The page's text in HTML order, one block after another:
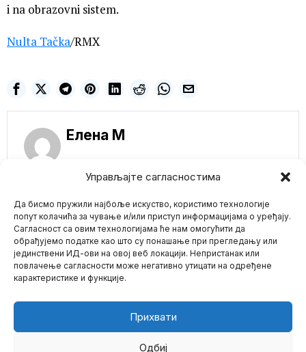
Управљајте сагласностима
Да бисмо пружили најбоље искуство, користимо технологије
попут колачића за чување и/или приступ информацијама о уређају.
Сагласност са овим технологијама ће нам омогућити да
обрађујемо податке као што су понашање при прегледању или
јединствени ИД-ови на овој веб локацији. Непристанак или
повлачење сагласности може негативно утицати на одређене
карактеристике и функције.
Прихвати
Одбиј
i na obrazovni sistem.
Nulta Tačka/RMX
Елена M
Mario zna Youtube
NE PROPUSTITE
Zapad uzima ruski
novac, Rusija uzvraća
istom merom
milijarde evra ruskih
Velma iz crtanog
filma Skubi Du